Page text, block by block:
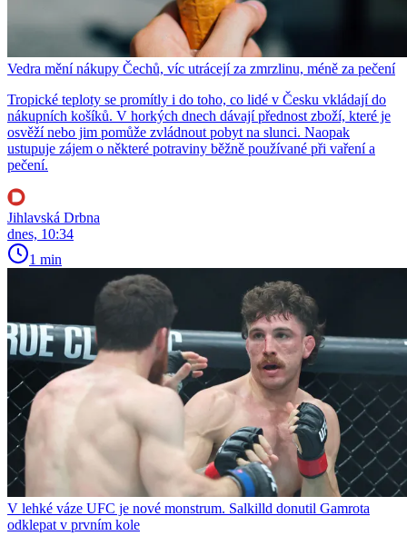
Vedra mění nákupy Čechů, víc utrácejí za zmrzlinu, méně za pečení
Tropické teploty se promítly i do toho, co lidé v Česku vkládají do
nákupních košíků. V horkých dnech dávají přednost zboží, které je
osvěží nebo jim pomůže zvládnout pobyt na slunci. Naopak
ustupuje zájem o některé potraviny běžně používané při vaření a
pečení.
Jihlavská Drbna
dnes, 10:34
1 min
V lehké váze UFC je nové monstrum. Salkilld donutil Gamrota
odklepat v prvním kole